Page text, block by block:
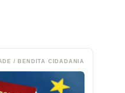
/ BENDITA CIDADANIA